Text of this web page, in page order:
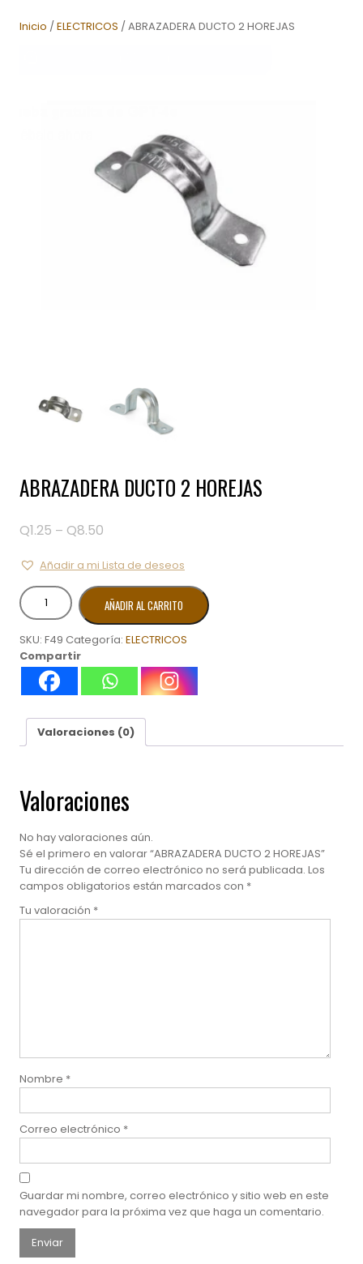
Inicio /ELECTRICOS / ABRAZADERA DUCTO 2 HOREJAS
ABRAZADERA DUCTO 2 HOREJAS
Q1.25 – Q8.50
Q1.25
Añadir a mi Lista de deseos
ABRAZADERA
DUCTO
HOREJAS
cantidad
AÑADIR AL CARRITO
SKU: F49 Categoría: ELECTRICOS
Compartir
Valoraciones (0)
Valoraciones
No hay valoraciones aún.
Sé el primero en valorar “ABRAZADERA DUCTO 2 HOREJAS”
Tu dirección de correo electrónico no será publicada. Los
campos obligatorios están marcados con *
Tu valoración *
Nombre *
Correo electrónico *
Guardar mi nombre, correo electrónico y sitio web en este
navegador para la próxima vez que haga un comentario.